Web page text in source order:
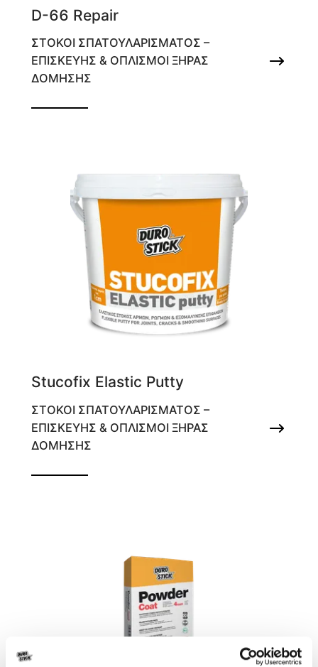
D-66 Repair
ΣΤΟΚΟΙ ΣΠΑΤΟΥΛΑΡΙΣΜΑΤΟΣ –
ΕΠΙΣΚΕΥΗΣ & ΟΠΛΙΣΜΟΙ ΞΗΡΑΣ
ΔΟΜΗΣΗΣ
Stucofix Elastic Putty
ΣΤΟΚΟΙ ΣΠΑΤΟΥΛΑΡΙΣΜΑΤΟΣ –
ΕΠΙΣΚΕΥΗΣ & ΟΠΛΙΣΜΟΙ ΞΗΡΑΣ
ΔΟΜΗΣΗΣ